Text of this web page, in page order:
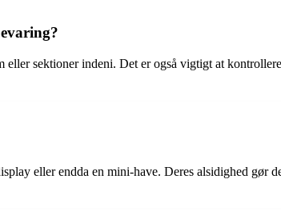
sektioner indeni. Det er også vigtigt at
eller endda en mini-have. Deres alsidighed gør